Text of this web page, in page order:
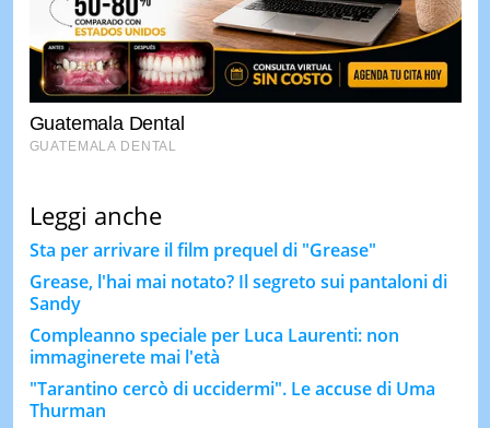
Leggi anche
Sta per arrivare il film prequel di "Grease"
Grease, l'hai mai notato? Il segreto sui pantaloni di
Sandy
Compleanno speciale per Luca Laurenti: non
immaginerete mai l'età
"Tarantino cercò di uccidermi". Le accuse di Uma
Thurman